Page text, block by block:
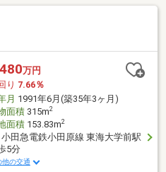
岸小学校…約７７０ｍ（徒歩約
ｍ（徒歩約１３分）
万円
り 7.66％
月 1991年6月(築35年3ヶ月)
面積315m2
面積153.83m2
小田急電鉄小田原線 東海大学前駅
5分
他の交通